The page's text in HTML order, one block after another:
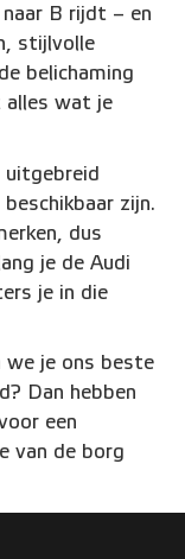
B rijdt – en
stijlvolle
belichaming
alles wat je
uitgebreid
zijn.
dus
je de Audi
je in die
we je ons beste
Dan hebben
een
van de borg